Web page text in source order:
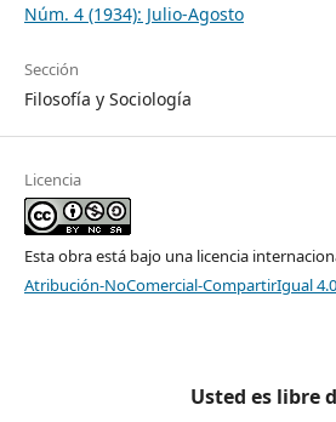
Núm. 4 (1934): Julio-Agosto
Sección
Filosofía y Sociología
Licencia
Esta obra está bajo una licencia
Atribución-NoComercial-CompartirIgual 4.0
Usted es libre